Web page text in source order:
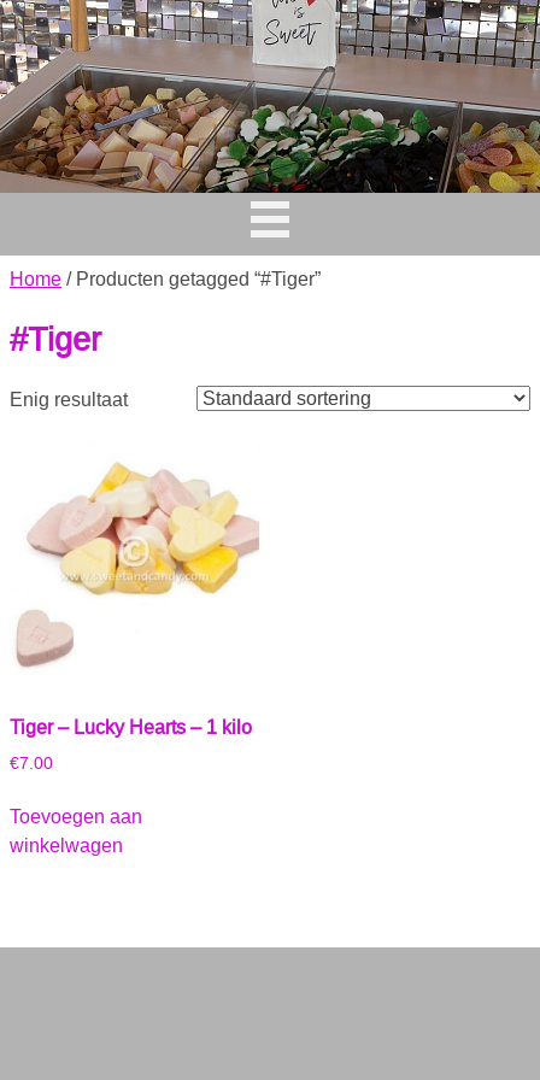
Home / Producten getagged “#Tiger”
#Tiger
Enig resultaat
Tiger – Lucky Hearts – 1 kilo
€7.00
Toevoegen aan
winkelwagen